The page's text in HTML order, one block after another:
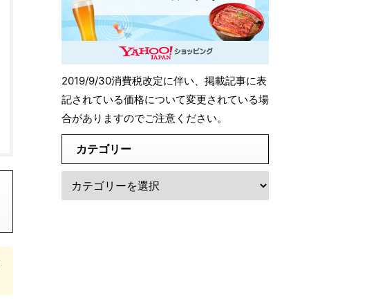
2019/9/30消費税改定に伴い、掲載記事に表
記されている価格について変更されている場
合がありますのでご注意ください。
カテゴリー